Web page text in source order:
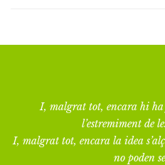
I, malgrat tot, encara hi ha
l’estremiment de
I, malgrat tot, encara la idea
no poden